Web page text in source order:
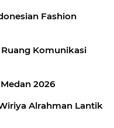
Fashion
Komunikasi
2026
Alrahman Lantik